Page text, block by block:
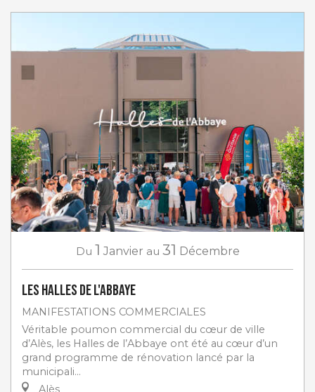
Du 1 Janvier au 31 Décembre
Les Halles de l'Abbaye
MANIFESTATIONS COMMERCIALES
Véritable poumon commercial du cœur de ville
d’Alès, les Halles de l’Abbaye ont été au cœur d’un
grand programme de rénovation lancé par la
municipali...
Alès